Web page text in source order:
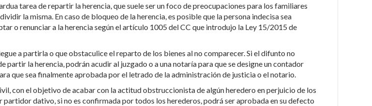
tarea de repartir la herencia, que suele ser un foco de preocupaciones para los familiares
la misma. En caso de bloqueo de la herencia, es posible que la persona indecisa sea
o renunciar a la herencia según el artículo 1005 del CC que introdujo la Ley 15/2015 de
a partirla o que obstaculice el reparto de los bienes al no comparecer. Si el difunto no
la herencia, podrán acudir al juzgado o a una notaría para que se designe un contador
que sea finalmente aprobada por el letrado de la administración de justicia o el notario.
con el objetivo de acabar con la actitud obstruccionista de algún heredero en perjuicio de los
dativo, si no es confirmada por todos los herederos, podrá ser aprobada en su defecto